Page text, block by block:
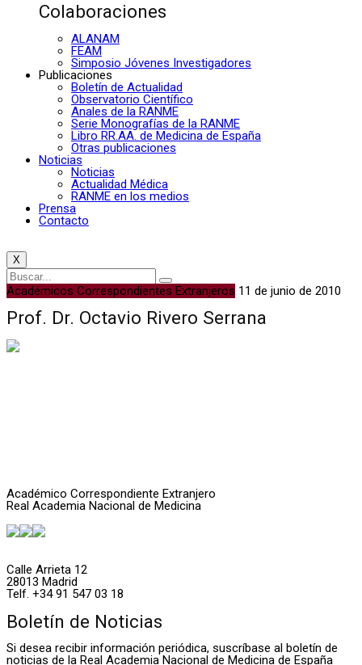
Colaboraciones
ALANAM
FEAM
Simposio Jóvenes Investigadores
Publicaciones
Boletín de Actualidad
Observatorio Científico
Anales de la RANME
Serie Monografías de la RANME
Libro RR.AA. de Medicina de España
Otras publicaciones
Noticias
Noticias
Actualidad Médica
RANME en los medios
Prensa
Contacto
X
Académicos Correspondientes Extranjeros 11 de junio de 2010
Prof. Dr. Octavio Rivero Serrana
Académico Correspondiente Extranjero
Real Academia Nacional de Medicina
Calle Arrieta 12
28013 Madrid
Telf. +34 91 547 03 18
Boletín de Noticias
Si desea recibir información periódica, suscríbase al boletín de
noticias de la Real Academia Nacional de Medicina de España